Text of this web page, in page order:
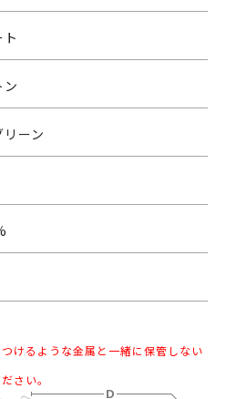
ン
ーン
けるような金属と一緒に保管しない
さい。